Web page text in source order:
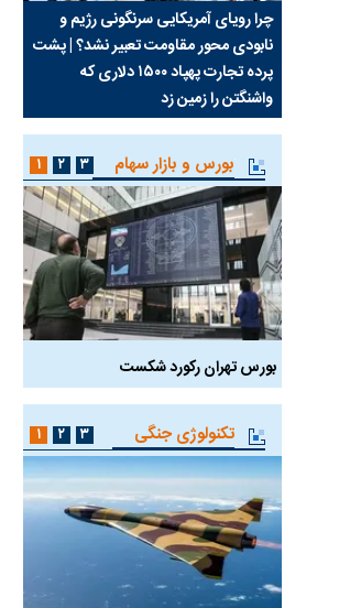
چرا رویای آمریکایی سرنگونی رژیم و
نابودی محور مقاومت تعبیر نشد؟ | پشت
پرده تجارت پهپاد‌ ۱۵۰۰ دلاری که
واشنگتن را زمین زد
بورس و بازار سهام
بورس تهران رکورد شکست
۱ ۲ ۳
تکنولوژی جنگی ۱ ۲ ۳